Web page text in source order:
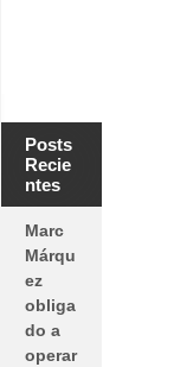
Posts
Recie
ntes
Marc
Márqu
ez
obliga
do a
operar